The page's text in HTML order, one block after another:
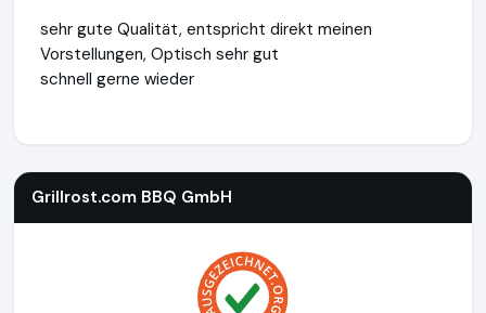
sehr gute Qualität, entspricht direkt meinen
Vorstellungen, Optisch sehr gut
schnell gerne wieder
Grillrost.com BBQ GmbH